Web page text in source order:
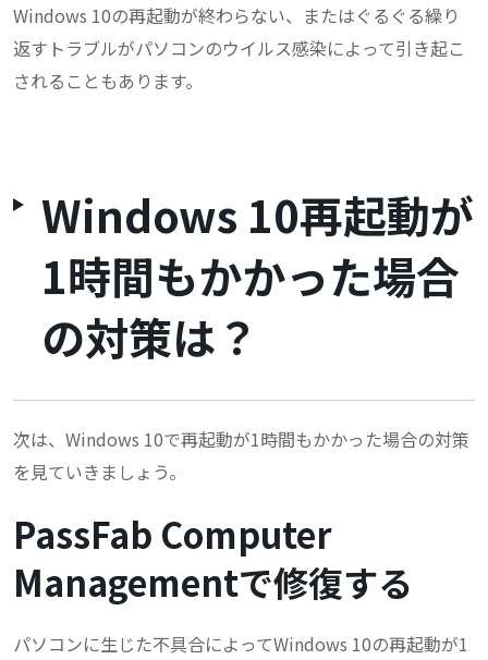
Windows 10の再起動が終わらない、またはぐるぐる繰り
返すトラブルがパソコンのウイルス感染によって引き起こ
されることもあります。
Windows 10再起動が
1時間もかかった場合
の対策は？
次は、Windows 10で再起動が1時間もかかった場合の対策
を見ていきましょう。
PassFab Computer
Managementで修復する
パソコンに生じた不具合によってWindows 10の再起動が1